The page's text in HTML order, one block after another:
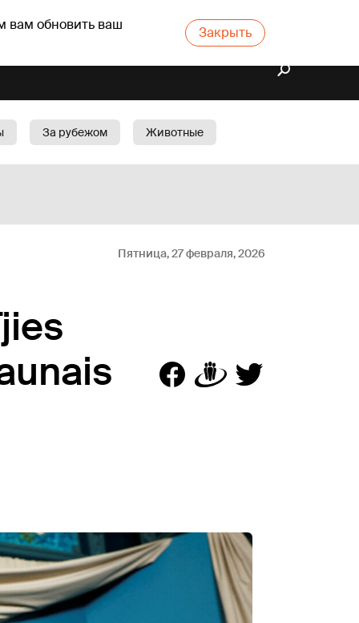
вам обновить ваш
Закрыть
За рубежом
Животные
Пятница, 27 февраля, 2026